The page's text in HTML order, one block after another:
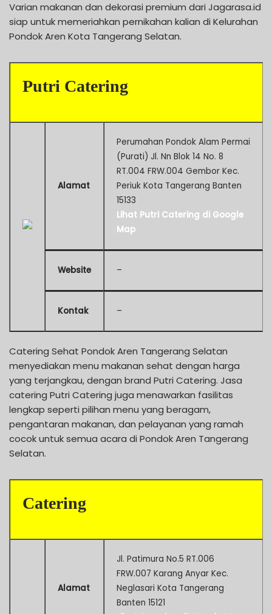
Varian makanan dan dekorasi premium dari Jagarasa.id
siap untuk memeriahkan pernikahan kalian di Kelurahan
Pondok Aren Kota Tangerang Selatan.
Putri Catering
Alamat
Perumahan Pondok Alam Permai
(Purati) Jl. Nn Blok 14 No. 8
RT.004 FRW.004 Gembor Kec.
Periuk Kota Tangerang Banten
15133
Lihat Putri Catering di Google
Map
Website –
Kontak –
Catering Sehat Pondok Aren Tangerang Selatan
menyediakan menu makanan sehat dengan harga
yang terjangkau, dengan brand Putri Catering. Jasa
catering Putri Catering juga menawarkan fasilitas
lengkap seperti pilihan menu yang beragam,
pengantaran makanan, dan pelayanan yang ramah
cocok untuk semua acara di Pondok Aren Tangerang
Selatan.
Catering
Alamat
Jl. Patimura No.5 RT.006
FRW.007 Karang Anyar Kec.
Neglasari Kota Tangerang
Banten 15121